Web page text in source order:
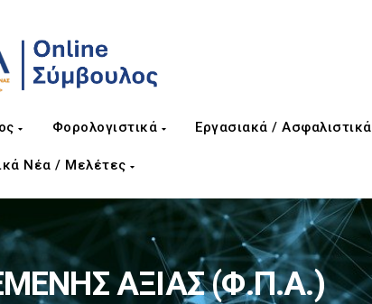
Φορολογιστικά Εργασιακά / Ασφαλιστικά
Νέα / Μελέτες
ΑΞΙΑΣ (Φ.Π.Α.)